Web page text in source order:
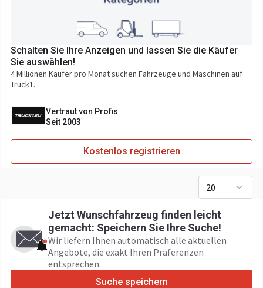
Schalten Sie Ihre Anzeigen und lassen Sie die Käufer
Sie auswählen!
4 Millionen Käufer pro Monat suchen Fahrzeuge und Maschinen auf
Truck1.
Vertraut von Profis
Seit 2003
Kostenlos registrieren
20
Jetzt Wunschfahrzeug finden leicht
gemacht: Speichern Sie Ihre Suche!
Wir liefern Ihnen automatisch alle aktuellen
Angebote, die exakt Ihren Präferenzen
entsprechen.
Suche speichern